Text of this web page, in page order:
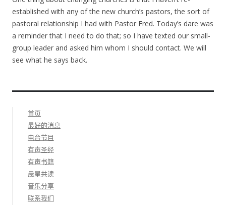
established with any of the new church’s pastors, the sort of
pastoral relationship I had with Pastor Fred. Today’s dare was
a reminder that I need to do that; so I have texted our small-
group leader and asked him whom I should contact. We will
see what he says back.
首页
最好的消息
电台节目
有声圣经
有声书籍
晨星共读
音乐分享
联系我们